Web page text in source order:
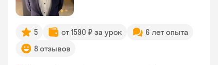
5 от 1590 ₽ за урок
6 лет опыта
8 отзывов